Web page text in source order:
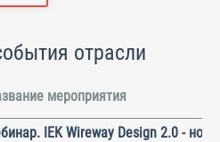
отрасли
мероприятия
IEK Wireway Design 2.0 -